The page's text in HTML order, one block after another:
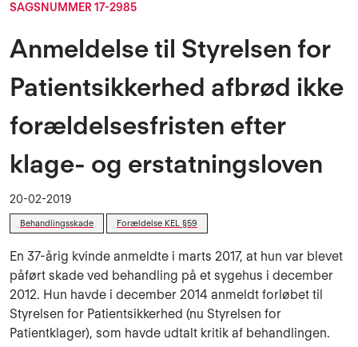
SAGSNUMMER 17-2985
Anmeldelse til Styrelsen for
Patientsikkerhed afbrød ikke
forældelsesfristen efter
klage- og erstatningsloven
20-02-2019
Behandlingsskade Forældelse KEL §59
En 37-årig kvinde anmeldte i marts 2017, at hun var blevet
påført skade ved behandling på et sygehus i december
2012. Hun havde i december 2014 anmeldt forløbet til
Styrelsen for Patientsikkerhed (nu Styrelsen for
Patientklager), som havde udtalt kritik af behandlingen.